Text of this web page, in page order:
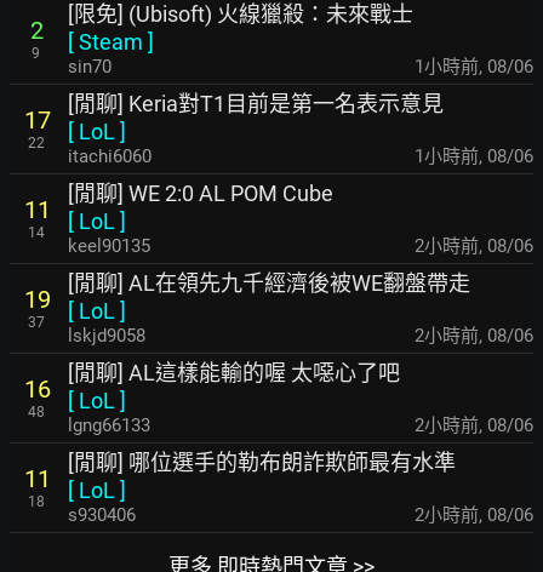
2
9
[限免] (Ubisoft) 火線獵殺：未來戰士
[Steam ]
sin70 1小時前, 08/06
17
22
[閒聊] Keria對T1目前是第一名表示意見
[ LoL ]
itachi6060 1小時前, 08/06
11
14
[閒聊] WE 2:0 AL POM Cube
[ LoL ]
keel90135 2小時前, 08/06
19
37
[閒聊] AL在領先九千經濟後被WE翻盤帶走
[ LoL ]
lskjd9058 2小時前, 08/06
16
48
[閒聊] AL這樣能輸的喔 太噁心了吧
[ LoL ]
lgng66133 2小時前, 08/06
11
18
[閒聊] 哪位選手的勒布朗詐欺師最有水準
[ LoL ]
s930406 2小時前, 08/06
更多 即時熱門文章 >>